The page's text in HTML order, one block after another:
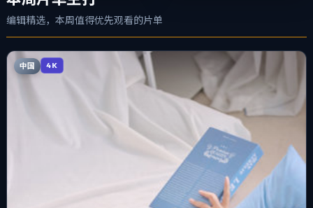
编辑精选，本周值得优先观看的片单
中国 4K